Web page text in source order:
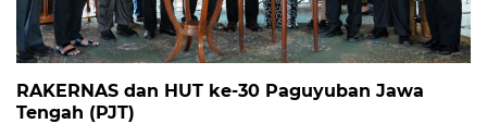
RAKERNAS dan HUT ke-30 Paguyuban Jawa
Tengah (PJT)